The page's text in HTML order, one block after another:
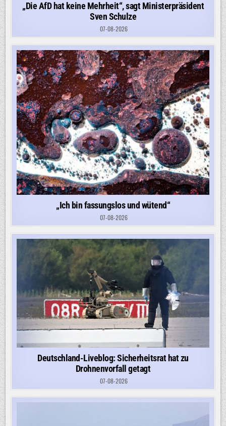
„Die AfD hat keine Mehrheit“, sagt Ministerpräsident
Sven Schulze
07-08-2026
„Ich bin fassungslos und wütend“
07-08-2026
Deutschland-Liveblog: Sicherheitsrat hat zu
Drohnenvorfall getagt
07-08-2026